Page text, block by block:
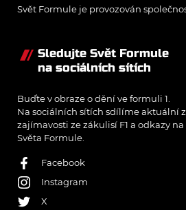
Svět Formule je provozován
Sledujte Svět Formule
na sociálních sítích
Buďte v obraze o dění ve formuli 1.
Na sociálních sítích sdílíme aktuální
zajímavosti ze zákulisí F1 a odkazy
Světa Formule.
Facebook
Instagram
X